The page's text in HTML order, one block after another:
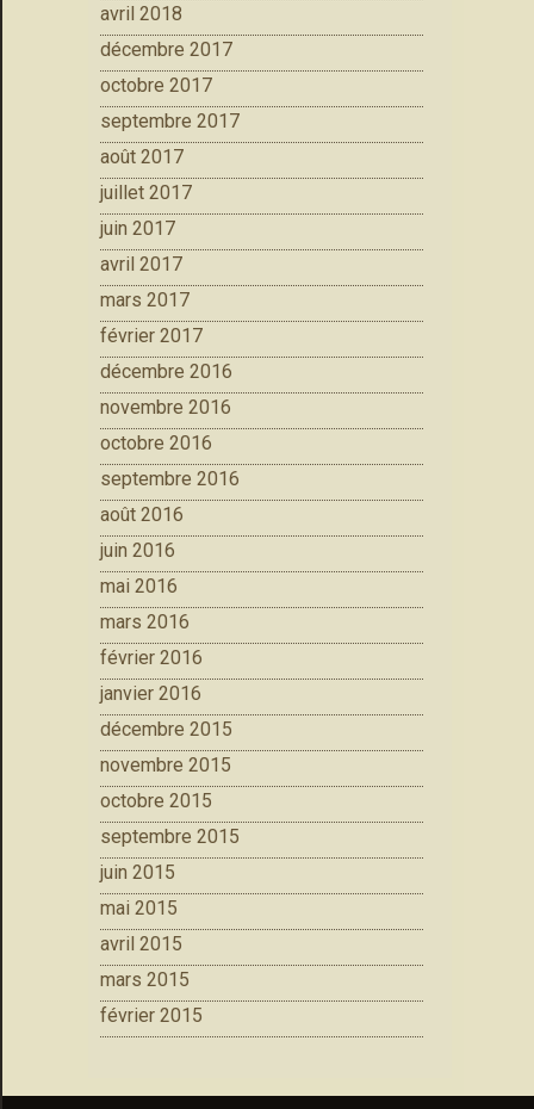
avril 2018
décembre 2017
octobre 2017
septembre 2017
août 2017
juillet 2017
juin 2017
avril 2017
mars 2017
février 2017
décembre 2016
novembre 2016
octobre 2016
septembre 2016
août 2016
juin 2016
mai 2016
mars 2016
février 2016
janvier 2016
décembre 2015
novembre 2015
octobre 2015
septembre 2015
juin 2015
mai 2015
avril 2015
mars 2015
février 2015